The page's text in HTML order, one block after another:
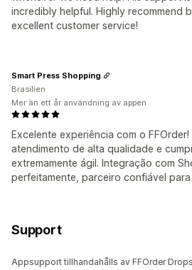
incredibly helpful. Highly recommend
excellent customer service!
Excelente experiência com o
atendimento de alta qualidade e
extremamente ágil. Integração com
perfeitamente, parceiro confiável
Smart Press Shopping
Brasilien
Mer än ett år användning av appen
Support
Appsupport tillhandahålls av FFOrder